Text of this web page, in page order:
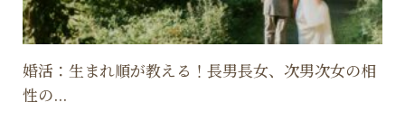
婚活：生まれ順が教える！長男長女、次男次女の相
性の...